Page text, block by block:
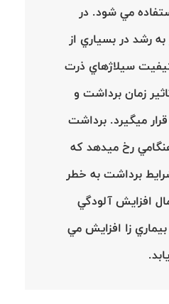
مي شود. در
رشد در بسياري از
سيلاژهاي ذرت
زمان برداشت و
ميگيرد. برداشت
رخ ميدهد كه
برداشت به خطر
افزايش آلودگي
زا افزايش مي
يابد.